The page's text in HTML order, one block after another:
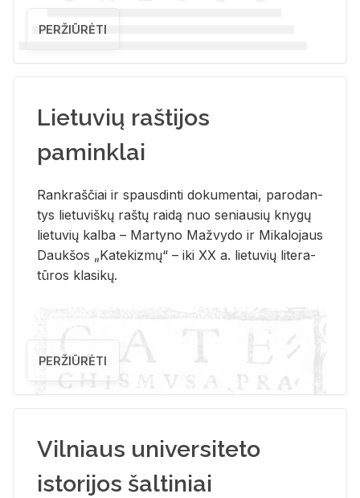
PERŽIŪRĖTI
Lietuvių raštijos
paminklai
Rank­raš­čiai ir spaus­din­ti do­ku­men­tai, pa­ro­dan­
tys lie­tu­viš­kų raš­tų rai­dą nuo se­niau­sių kny­gų
lie­tu­vių kal­ba – Mar­ty­no Ma­žvy­do ir Mi­ka­lo­jaus
Dauk­šos „Ka­te­kiz­mų“ – iki XX a. lie­tu­vių li­te­ra­
tū­ros kla­si­kų.
PERŽIŪRĖTI
Vilniaus universiteto
istorijos šaltiniai